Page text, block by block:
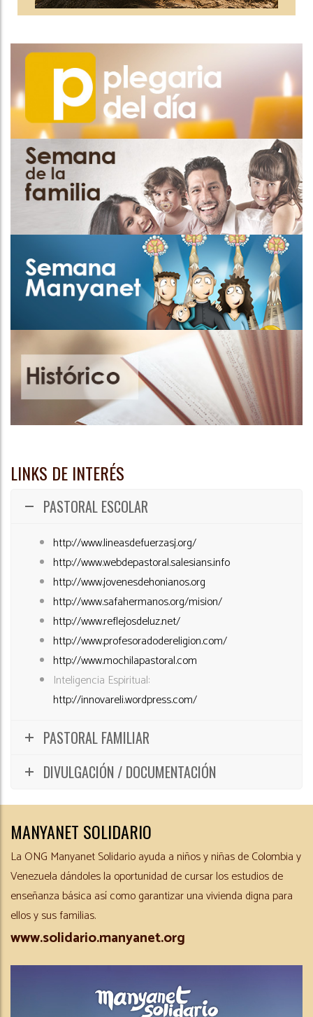
LINKS DE INTERÉS
PASTORAL ESCOLAR
http://www.lineasdefuerzasj.org/
http://www.webdepastoral.salesians.info
http://www.jovenesdehonianos.org
http://www.safahermanos.org/mision/
http://www.reflejosdeluz.net/
http://www.profesoradodereligion.com/
http://www.mochilapastoral.com
Inteligencia Espiritual:
http://innovareli.wordpress.com/
PASTORAL FAMILIAR
DIVULGACIÓN / DOCUMENTACIÓN
MANYANET SOLIDARIO
La ONG Manyanet Solidario ayuda a niños y niñas de Colombia y
Venezuela dándoles la oportunidad de cursar los estudios de
enseñanza básica así como garantizar una vivienda digna para
ellos y sus familias.
www.solidario.manyanet.org